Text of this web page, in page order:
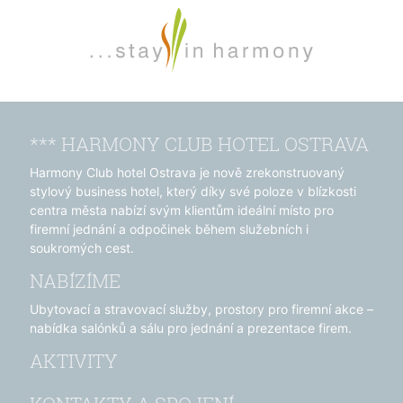
*** HARMONY CLUB HOTEL OSTRAVA
Harmony Club hotel Ostrava je nově zrekonstruovaný
stylový business hotel, který díky své poloze v blízkosti
centra města nabízí svým klientům ideální místo pro
firemní jednání a odpočinek během služebních i
soukromých cest.
NABÍZÍME
Ubytovací a stravovací služby, prostory pro firemní akce –
nabídka salónků a sálu pro jednání a prezentace firem.
AKTIVITY